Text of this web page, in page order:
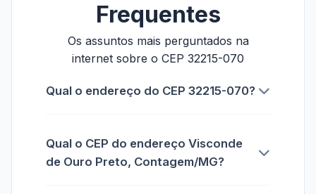
Frequentes
Os assuntos mais perguntados na
internet sobre o CEP 32215-070
Qual o endereço do CEP 32215-070?
Qual o CEP do endereço Visconde
de Ouro Preto, Contagem/MG?